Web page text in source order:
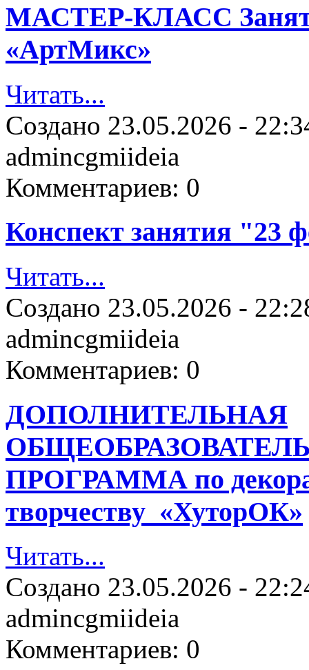
МАСТЕР-КЛАСС
«АртМикс»
Читать...
Создано 23.05.2026 -
admincgmiideia
Комментариев: 0
Конспект занятия "23
Читать...
Создано 23.05.2026 -
admincgmiideia
Комментариев: 0
ДОПОЛНИТЕЛЬНАЯ
ПРОГРАММА по
творчеству «ХуторОК»
Читать...
Создано 23.05.2026 -
admincgmiideia
Комментариев: 0